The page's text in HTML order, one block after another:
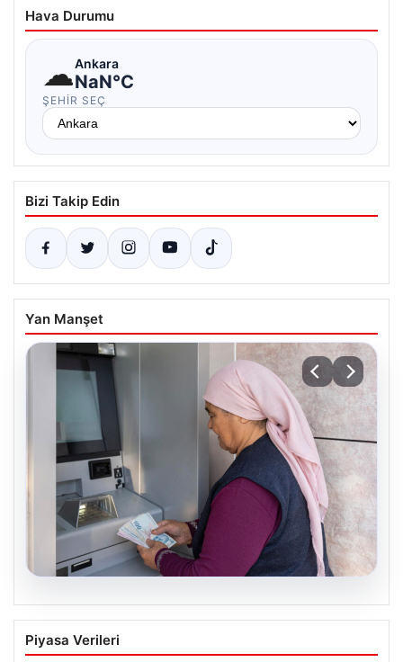
Hava Durumu
☁Ankara
NaN°C
ŞEHIR SEÇ
Bizi Takip Edin
Yan Manşet
Emekli maaşı ödemeleri ne zaman
yatacak? SGK, Bağ-Kur, Emekli Sandığı
Piyasa Verileri